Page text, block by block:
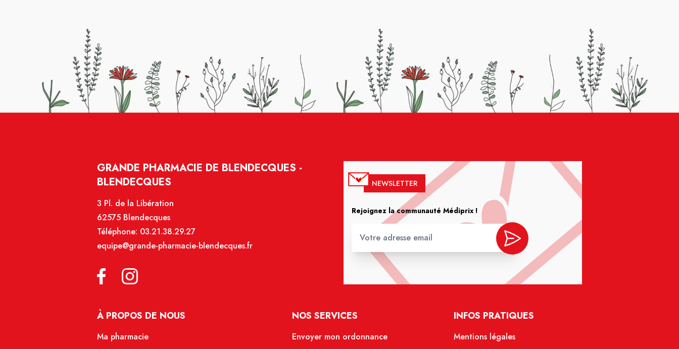
GRANDE PHARMACIE DE BLENDECQUES -
BLENDECQUES
3 Pl. de la Libération
62575 Blendecques
Téléphone: 03.21.38.29.27
equipe@grande-pharmacie-blendecques.fr
NEWSLETTER
Rejoignez la communauté Médiprix !
À PROPOS DE NOUS
Ma pharmacie
NOS SERVICES
Envoyer mon ordonnance
INFOS PRATIQUES
Mentions légales